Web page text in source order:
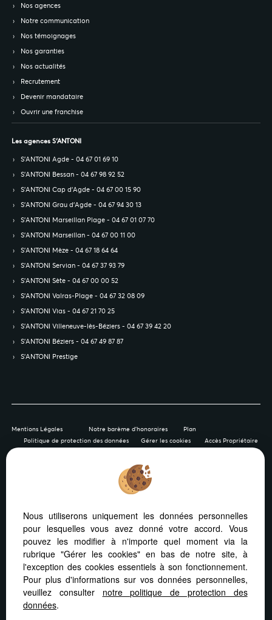
Nos agences
Notre communication
Nos témoignages
Nos garanties
Nos actualités
Recrutement
Devenir mandataire
Ouvrir une franchise
Les agences S’ANTONI
S’ANTONI Agde - 04 67 01 69 10
S’ANTONI Bessan - 04 67 98 92 52
S’ANTONI Cap d'Agde - 04 67 00 15 90
S’ANTONI Grau d'Agde - 04 67 94 30 13
S’ANTONI Marseillan Plage - 04 67 01 07 70
S’ANTONI Marseillan - 04 67 00 11 00
S’ANTONI Mèze - 04 67 18 64 64
S’ANTONI Servian - 04 67 37 93 79
S’ANTONI Sète - 04 67 00 00 52
S’ANTONI Valras-Plage - 04 67 32 08 09
S’ANTONI Vias - 04 67 21 70 25
S’ANTONI Villeneuve-lès-Béziers - 04 67 39 42 20
S’ANTONI Béziers - 04 67 49 87 87
S’ANTONI Prestige
Mentions Légales Notre barème d'honoraires
Plan
Politique de protection des données
Gérer les cookies Accès Propriétaire
Afin de vous offrir un confort de lecture permanent, depuis
votre PC, votre tablette ou votre smartphone, notre site
s’adapte automatiquement aux différents types d'écrans
Logiciel de transaction
Nous utiliserons uniquement les données personnelles
pour lesquelles vous avez donné votre accord. Vous
pouvez les modifier à n'importe quel moment via la
rubrique "Gérer les cookies" en bas de notre site, à
l'exception des cookies essentiels à son fonctionnement.
Pour plus d'informations sur vos données personnelles,
veuillez consulter notre politique de protection des
données.